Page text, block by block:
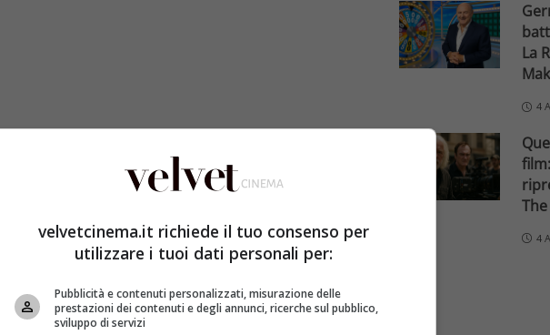
e sono spuntate le anticipazioni sull’ultima
del grande pubblico italiano, e ha riscosso
possono infatti fare a meno di restare incollati al
e i vari colpi di scena che vengono svelati
interpreta la protagonista – è inoltre sempre
La
4
4
velvetcinema.it richiede il tuo consenso per
utilizzare i tuoi dati personali per:
Pubblicità e contenuti personalizzati, misurazione delle
prestazioni dei contenuti e degli annunci, ricerche sul pubblico,
sviluppo di servizi